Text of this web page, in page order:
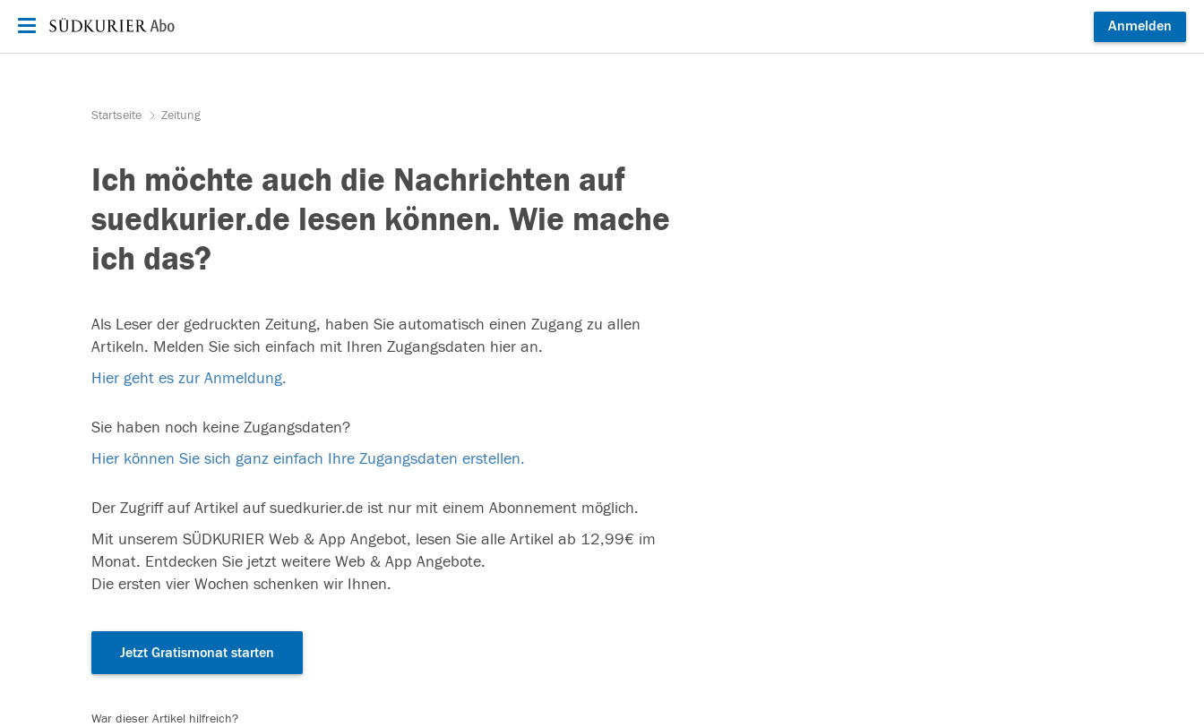
Anmelden
Startseite Zeitung
Ich möchte auch die Nachrichten auf
suedkurier.de lesen können. Wie mache
ich das?
Als Leser der gedruckten Zeitung, haben Sie automatisch einen Zugang zu allen
Artikeln. Melden Sie sich einfach mit Ihren Zugangsdaten hier an.
Hier geht es zur Anmeldung.
Sie haben noch keine Zugangsdaten?
Hier können Sie sich ganz einfach Ihre Zugangsdaten erstellen.
Der Zugriff auf Artikel auf suedkurier.de ist nur mit einem Abonnement möglich.
Mit unserem SÜDKURIER Web & App Angebot, lesen Sie alle Artikel ab 12,99€ im
Monat. Entdecken Sie jetzt weitere Web & App Angebote.
Die ersten vier Wochen schenken wir Ihnen.
Jetzt Gratismonat starten
War dieser Artikel hilfreich?